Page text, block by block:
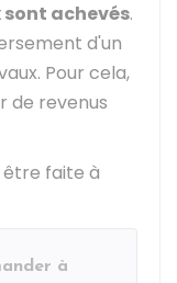
achevés.
d'un
Pour cela,
de revenus
faite à
à